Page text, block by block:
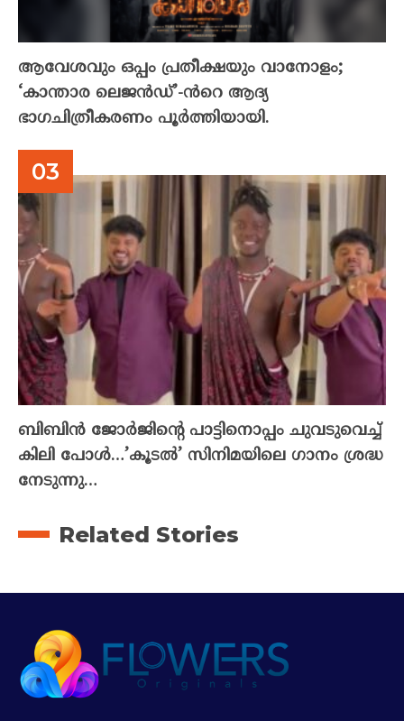
ആവേശവും ഒപ്പം പ്രതീക്ഷയും വാനോളം;
‘കാന്താര ലെജൻഡ്’-ൻറെ ആദ്യ
ഭാഗചിത്രീകരണം പൂർത്തിയായി.
ബിബിൻ ജോർജിന്റെ പാട്ടിനൊപ്പം ചുവടുവെച്ച്
കിലി പോൾ…’കൂടൽ’ സിനിമയിലെ ഗാനം ശ്രദ്ധ
നേടുന്നു…
Related Stories